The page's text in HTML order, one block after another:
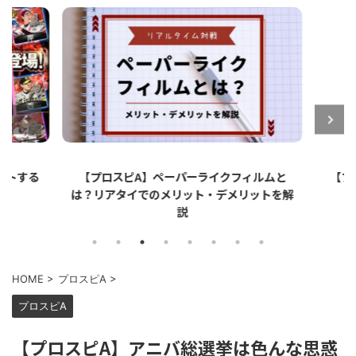
する
【プロスピA】ペーパーライクフィルムと
は？リアタイでのメリット・デメリットを解
説
【
HOME > プロスピA >
プロスピA
【プロスピA】アニバ総選挙は色んな思惑